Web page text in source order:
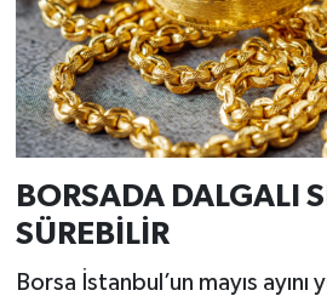
BORSADA DALGALI
SÜREBİLİR
Borsa İstanbul’un mayıs ayını